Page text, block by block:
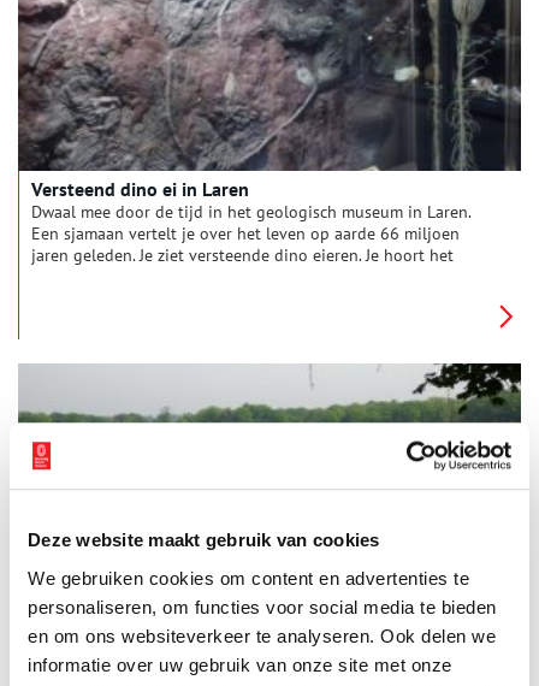
Deze website maakt gebruik van cookies
We gebruiken cookies om content en advertenties te
personaliseren, om functies voor social media te bieden
en om ons websiteverkeer te analyseren. Ook delen we
informatie over uw gebruik van onze site met onze
Versteend dino ei in Laren
Dwaal mee door de tijd in het geologisch museum in Laren.
Een sjamaan vertelt je over het leven op aarde 66 miljoen
jaren geleden. Je ziet versteende dino eieren. Je hoort het
Vennetjes van het Laarder Wasmeer waren ooit het
‘afvoerputje’ van Hilversum. Hier werd onvoldoende gezuiverd
rioolwater op geloosd. Na een grootscheepse sanering is het
nu een interessant natuurgebied.